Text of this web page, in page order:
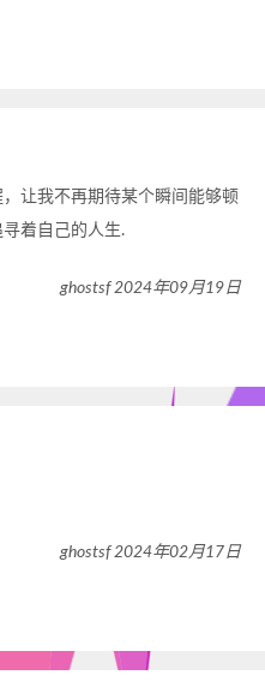
让我不再期待某个瞬间能够顿
着自己的人生.
ghostsf 2024年09月19日
ghostsf 2024年02月17日